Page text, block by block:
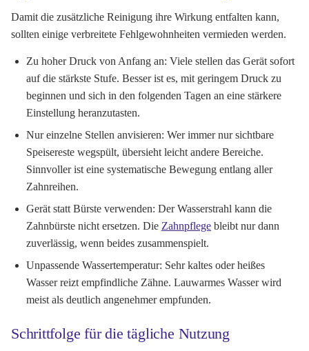
Damit die zusätzliche Reinigung ihre Wirkung entfalten kann,
sollten einige verbreitete Fehlgewohnheiten vermieden werden.
Zu hoher Druck von Anfang an: Viele stellen das Gerät sofort
auf die stärkste Stufe. Besser ist es, mit geringem Druck zu
beginnen und sich in den folgenden Tagen an eine stärkere
Einstellung heranzutasten.
Nur einzelne Stellen anvisieren: Wer immer nur sichtbare
Speisereste wegspült, übersieht leicht andere Bereiche.
Sinnvoller ist eine systematische Bewegung entlang aller
Zahnreihen.
Gerät statt Bürste verwenden: Der Wasserstrahl kann die
Zahnbürste nicht ersetzen. Die Zahnpflege bleibt nur dann
zuverlässig, wenn beides zusammenspielt.
Unpassende Wassertemperatur: Sehr kaltes oder heißes
Wasser reizt empfindliche Zähne. Lauwarmes Wasser wird
meist als deutlich angenehmer empfunden.
Schrittfolge für die tägliche Nutzung